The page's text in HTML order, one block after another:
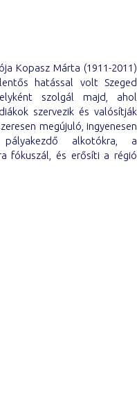
Kopasz Márta (1911-2011)
hatással volt Szeged
szolgál majd, ahol
szervezik és valósítják
megújuló, ingyenesen
alkotókra, a
fókuszál, és erősíti a régió